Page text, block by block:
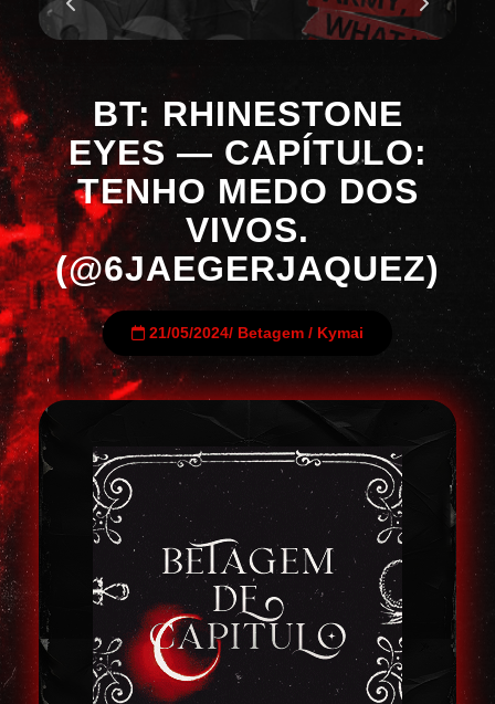
BT: RHINESTONE
EYES — CAPÍTULO:
TENHO MEDO DOS
VIVOS.
(@6JAEGERJAQUEZ)
21/05/2024/ Betagem / Kymai